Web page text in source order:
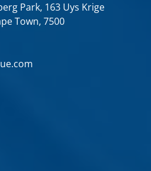
Park, 163 Uys Krige
Town, 7500